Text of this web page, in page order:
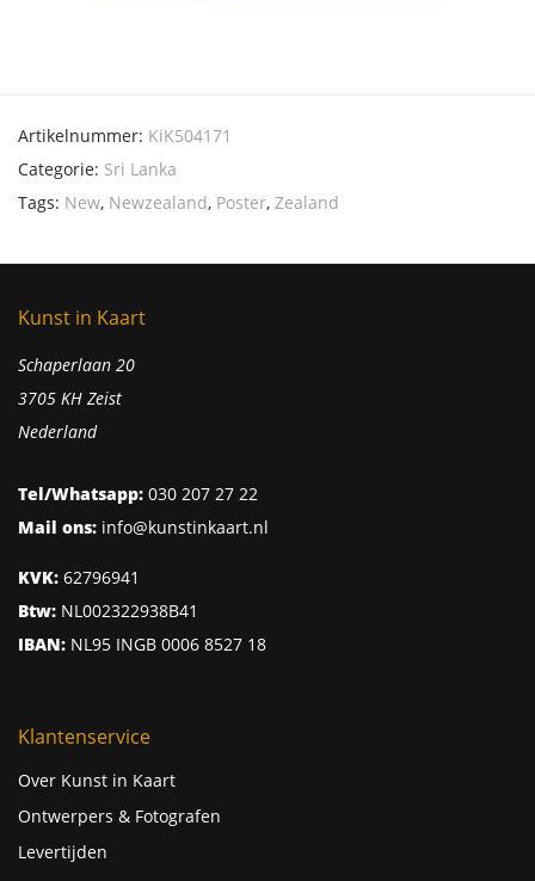
Artikelnummer: KiK504171
Categorie: Sri Lanka
Tags: New, Newzealand, Poster, Zealand
Kunst in Kaart
Schaperlaan 20
3705 KH Zeist
Nederland
Tel/Whatsapp: 030 207 27 22
Mail ons: info@kunstinkaart.nl
KVK: 62796941
Btw: NL002322938B41
IBAN: NL95 INGB 0006 8527 18
Klantenservice
Over Kunst in Kaart
Ontwerpers & Fotografen
Levertijden